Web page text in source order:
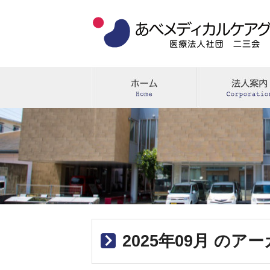
2025年09月 のアー